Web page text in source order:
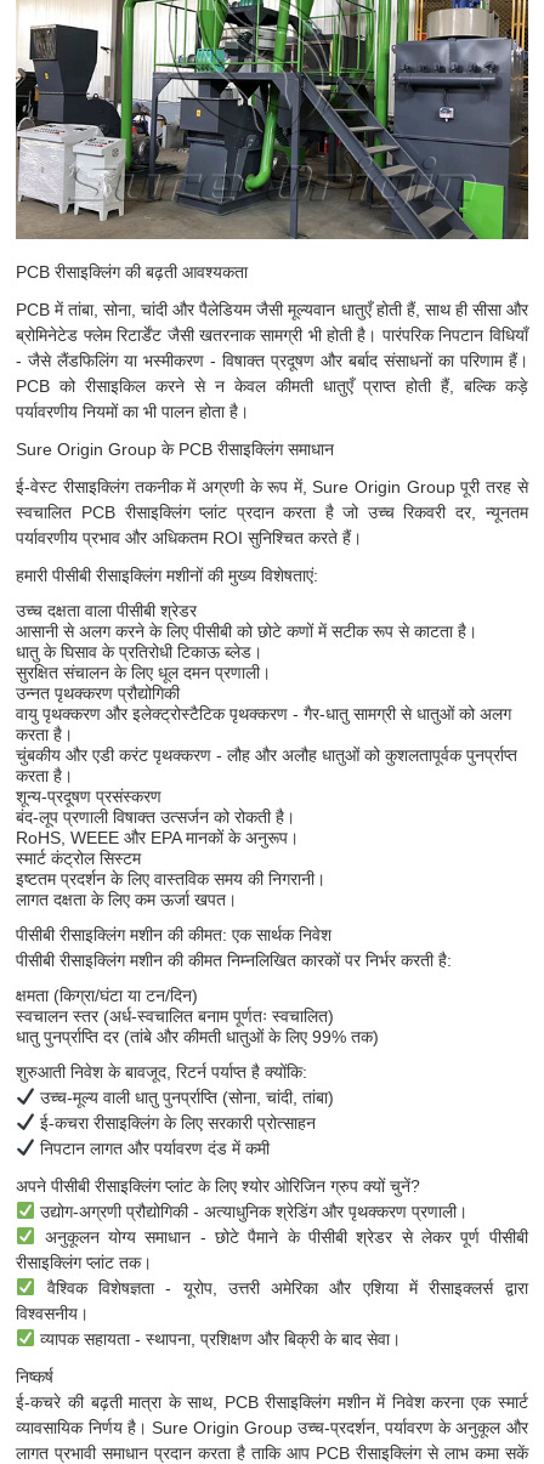
PCB रीसाइक्लिंग की बढ़ती आवश्यकता
PCB में तांबा, सोना, चांदी और पैलेडियम जैसी मूल्यवान धातुएँ होती हैं, साथ ही सीसा और
ब्रोमिनेटेड फ्लेम रिटार्डेंट जैसी खतरनाक सामग्री भी होती है। पारंपरिक निपटान विधियाँ
- जैसे लैंडफिलिंग या भस्मीकरण - विषाक्त प्रदूषण और बर्बाद संसाधनों का परिणाम हैं।
PCB को रीसाइकिल करने से न केवल कीमती धातुएँ प्राप्त होती हैं, बल्कि कड़े
पर्यावरणीय नियमों का भी पालन होता है।
Sure Origin Group के PCB रीसाइक्लिंग समाधान
ई-वेस्ट रीसाइक्लिंग तकनीक में अग्रणी के रूप में, Sure Origin Group पूरी तरह से
स्वचालित PCB रीसाइक्लिंग प्लांट प्रदान करता है जो उच्च रिकवरी दर, न्यूनतम
पर्यावरणीय प्रभाव और अधिकतम ROI सुनिश्चित करते हैं।
हमारी पीसीबी रीसाइक्लिंग मशीनों की मुख्य विशेषताएं:
उच्च दक्षता वाला पीसीबी श्रेडर
आसानी से अलग करने के लिए पीसीबी को छोटे कणों में सटीक रूप से काटता है।
धातु के घिसाव के प्रतिरोधी टिकाऊ ब्लेड।
सुरक्षित संचालन के लिए धूल दमन प्रणाली।
उन्नत पृथक्करण प्रौद्योगिकी
वायु पृथक्करण और इलेक्ट्रोस्टैटिक पृथक्करण - गैर-धातु सामग्री से धातुओं को अलग
करता है।
चुंबकीय और एडी करंट पृथक्करण - लौह और अलौह धातुओं को कुशलतापूर्वक पुनर्प्राप्त
करता है।
शून्य-प्रदूषण प्रसंस्करण
बंद-लूप प्रणाली विषाक्त उत्सर्जन को रोकती है।
RoHS, WEEE और EPA मानकों के अनुरूप।
स्मार्ट कंट्रोल सिस्टम
इष्टतम प्रदर्शन के लिए वास्तविक समय की निगरानी।
लागत दक्षता के लिए कम ऊर्जा खपत।
पीसीबी रीसाइक्लिंग मशीन की कीमत: एक सार्थक निवेश
पीसीबी रीसाइक्लिंग मशीन की कीमत निम्नलिखित कारकों पर निर्भर करती है:
क्षमता (किग्रा/घंटा या टन/दिन)
स्वचालन स्तर (अर्ध-स्वचालित बनाम पूर्णतः स्वचालित)
धातु पुनर्प्राप्ति दर (तांबे और कीमती धातुओं के लिए 99% तक)
शुरुआती निवेश के बावजूद, रिटर्न पर्याप्त है क्योंकि:
उच्च-मूल्य वाली धातु पुनर्प्राप्ति (सोना, चांदी, तांबा)
ई-कचरा रीसाइक्लिंग के लिए सरकारी प्रोत्साहन
निपटान लागत और पर्यावरण दंड में कमी
अपने पीसीबी रीसाइक्लिंग प्लांट के लिए श्योर ओरिजिन ग्रुप क्यों चुनें?
उद्योग-अग्रणी प्रौद्योगिकी - अत्याधुनिक श्रेडिंग और पृथक्करण प्रणाली।
अनुकूलन योग्य समाधान - छोटे पैमाने के पीसीबी श्रेडर से लेकर पूर्ण पीसीबी
रीसाइक्लिंग प्लांट तक।
वैश्विक विशेषज्ञता - यूरोप, उत्तरी अमेरिका और एशिया में रीसाइक्लर्स द्वारा
विश्वसनीय।
व्यापक सहायता - स्थापना, प्रशिक्षण और बिक्री के बाद सेवा।
निष्कर्ष
ई-कचरे की बढ़ती मात्रा के साथ, PCB रीसाइक्लिंग मशीन में निवेश करना एक स्मार्ट
व्यावसायिक निर्णय है। Sure Origin Group उच्च-प्रदर्शन, पर्यावरण के अनुकूल और
लागत प्रभावी समाधान प्रदान करता है ताकि आप PCB रीसाइक्लिंग से लाभ कमा सकें